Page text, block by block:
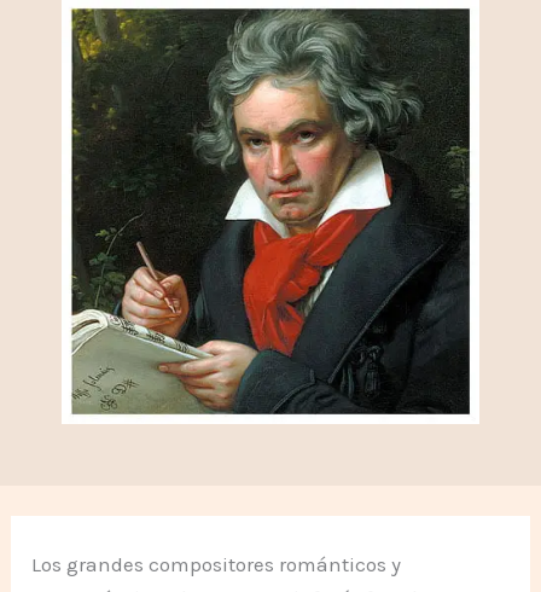
Los grandes compositores románticos y